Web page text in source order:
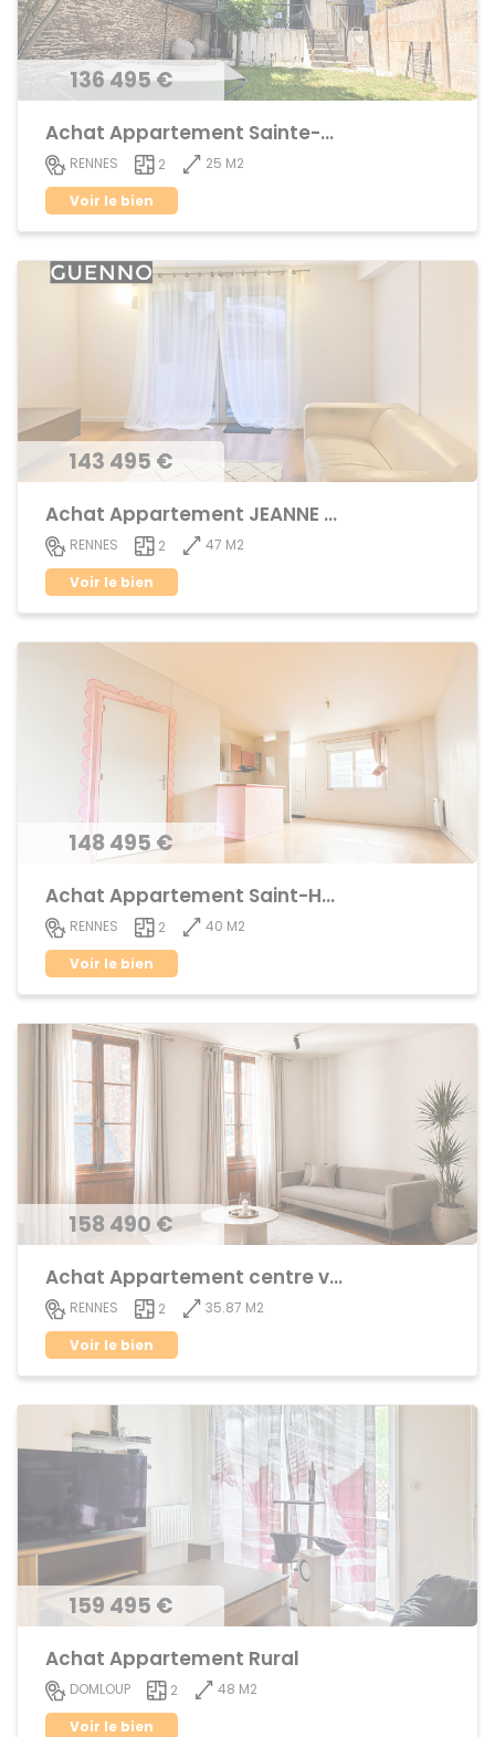
136 495 €
Achat Appartement Sainte-Thérèse
RENNES 2
25 M2
Voir le bien
143 495 €
Achat Appartement JEANNE d'ARC - BEAULIEU
RENNES 2
47 M2
Voir le bien
148 495 €
Achat Appartement Saint-Helier
RENNES 2
40 M2
Voir le bien
158 490 €
Achat Appartement centre ville
RENNES 2
35.87 M2
Voir le bien
159 495 €
Achat Appartement Rural
DOMLOUP 2
48 M2
Voir le bien